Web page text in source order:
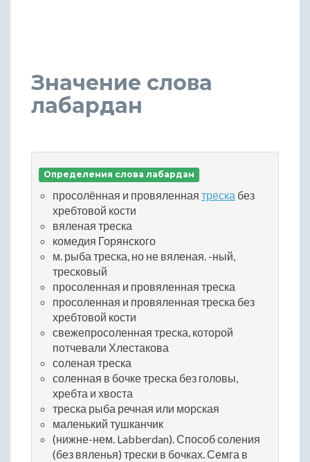
Значение слова
лабардан
Определения слова лабардан
просолённая и провяленная треска без
хребтовой кости
вяленая треска
комедия Горянского
м. рыба треска, но не вяленая. -ный,
тресковый
просоленная и провяленная треска
просоленная и провяленная треска без
хребтовой кости
свежепросоленная треска, которой
потчевали Хлестакова
соленая треска
соленная в бочке треска без головы,
хребта и хвоста
треска рыба речная или морская
маленький тушканчик
(нижне-нем. Labberdan). Способ соления
(без вяленья) трески в бочках. Семга в